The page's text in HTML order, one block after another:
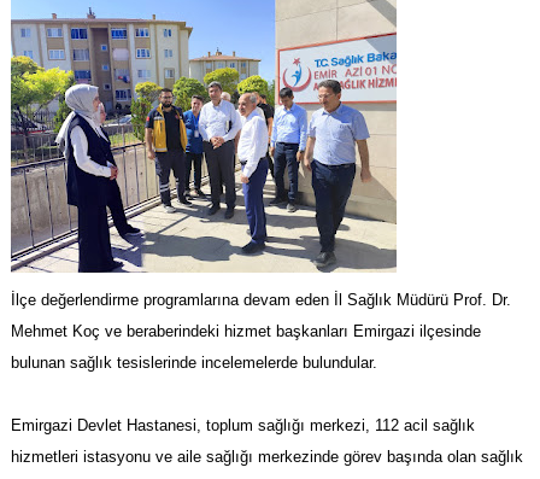
İlçe değerlendirme programlarına devam eden İl Sağlık Müdürü Prof. Dr.
Mehmet Koç ve beraberindeki hizmet başkanları Emirgazi ilçesinde
bulunan sağlık tesislerinde incelemelerde bulundular.
Emirgazi Devlet Hastanesi, toplum sağlığı merkezi, 112 acil sağlık
hizmetleri istasyonu ve aile sağlığı merkezinde görev başında olan sağlık